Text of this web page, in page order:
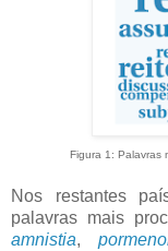
Figura 1: Palavras
Nos restantes
palavras mais
amnistia,